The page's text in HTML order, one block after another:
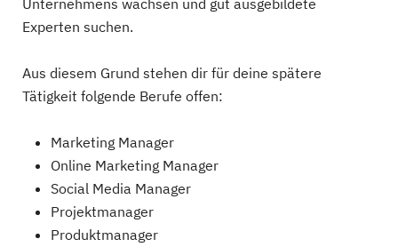
Unternehmens wachsen und gut ausgebildete
Experten suchen.
Aus diesem Grund stehen dir für deine spätere
Tätigkeit folgende Berufe offen:
Marketing Manager
Online Marketing Manager
Social Media Manager
Projektmanager
Produktmanager